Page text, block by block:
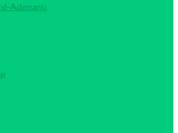
Adimanti